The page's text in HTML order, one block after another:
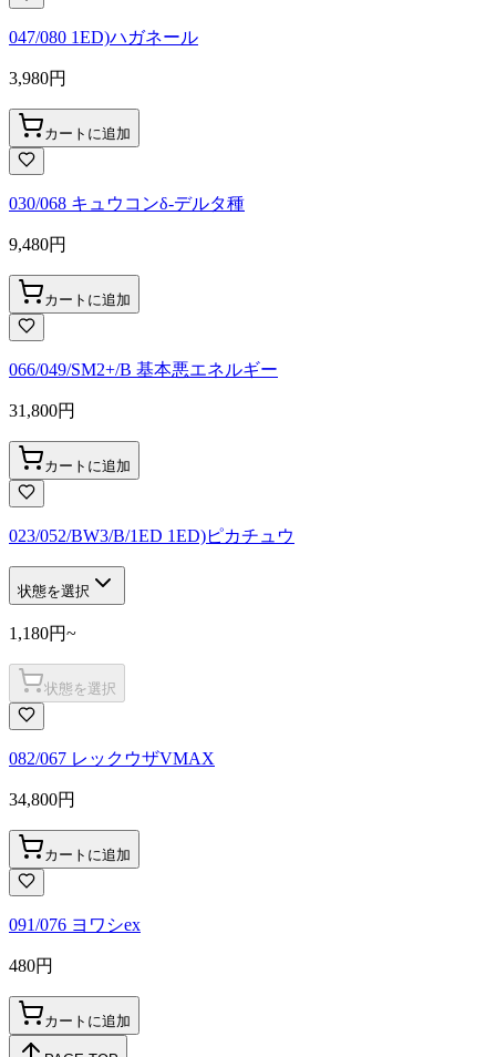
047/080 1ED)ハガネール
3,980円
カートに追加
030/068 キュウコンδ-デルタ種
9,480円
カートに追加
066/049/SM2+/B 基本悪エネルギー
31,800円
カートに追加
023/052/BW3/B/1ED 1ED)ピカチュウ
状態を選択
1,180円~
状態を選択
082/067 レックウザVMAX
34,800円
カートに追加
091/076 ヨワシex
480円
カートに追加